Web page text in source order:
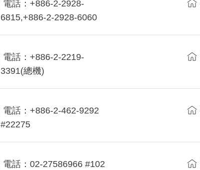
電話：+886-2-2928-
6815,+886-2-2928-6060
電話：+886-2-2219-
3391(總機)
電話：+886-2-462-9292
#22275
電話：02-27586966 #102